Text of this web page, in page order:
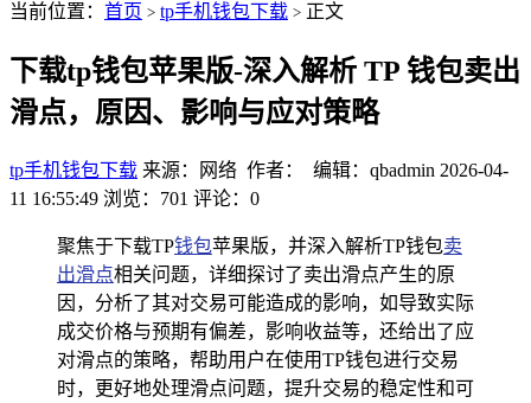
当前位置： 首页 > tp手机钱包下载 > 正文
下载tp钱包苹果版-深入解析 TP 钱包卖出
滑点，原因、影响与应对策略
tp手机钱包下载 来源：网络 作者： 编辑：qbadmin 2026-04-
11 16:55:49 浏览：701 评论：0
聚焦于下载TP钱包苹果版，并深入解析TP钱包卖
出滑点相关问题，详细探讨了卖出滑点产生的原
因，分析了其对交易可能造成的影响，如导致实际
成交价格与预期有偏差，影响收益等，还给出了应
对滑点的策略，帮助用户在使用TP钱包进行交易
时，更好地处理滑点问题，提升交易的稳定性和可